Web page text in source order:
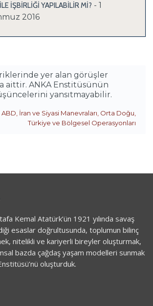
İŞBİRLİĞİ YAPILABİLİR Mİ? - 1
2016
yer alan görüşler
aittir. ANKA Enstitüsünün
yansıtmayabilir.
ABD İran ve Siyasi Manevraları Orta Doğu
Türkiye ve Bölgesel Operasyonları
Kemal Atatürk’ün 1921 yılında savaş
esaslar doğrultusunda, toplumun bilinç
nitelikli ve kariyerli bireyler oluşturmak,
bazda çağdaş yaşam modelleri sunmak
oluşturduk.